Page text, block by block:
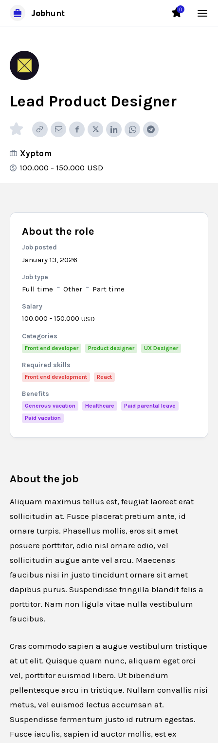
Jobhunt 0
Lead Product Designer
Xyptom
100.000 - 150.000 USD
About the job
Aliquam maximus tellus est, feugiat laoreet erat
sollicitudin at. Fusce placerat pretium ante, id
ornare turpis. Phasellus mollis, eros sit amet
posuere porttitor, odio nisl ornare odio, vel
sollicitudin augue ante vel arcu. Maecenas
faucibus nisi in justo tincidunt ornare sit amet
dapibus purus. Suspendisse fringilla blandit felis a
porttitor. Nam non ligula vitae nulla vestibulum
faucibus.
Cras commodo sapien a augue vestibulum tristique
at ut elit. Quisque quam nunc, aliquam eget orci
vel, porttitor euismod libero. Ut bibendum
pellentesque arcu in tristique. Nullam convallis nisi
metus, vel euismod lectus accumsan at.
Suspendisse fermentum justo id rutrum egestas.
Fusce iaculis, sapien id auctor mollis, est ex
About the role
Job posted
January 13, 2026
Job type
Full time Other Part time
Salary
100.000 - 150.000 USD
Categories
Front end developer Product designer UX Designer
Required skills
Front end development React
Benefits
Generous vacation Healthcare
Paid parental leave
Paid vacation